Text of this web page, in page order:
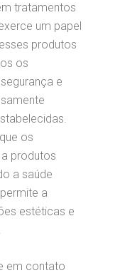
tratamentos
um papel
produtos
os
e
os
produtos
a saúde
a
estéticas e
em contato